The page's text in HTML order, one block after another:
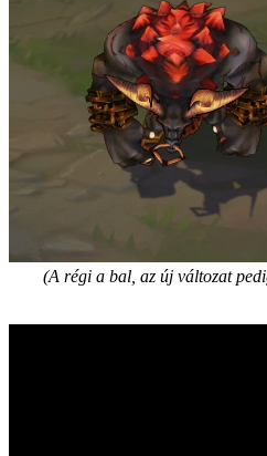
(A régi a bal, az új változat